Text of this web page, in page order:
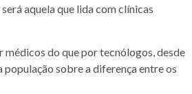
aquela que lida com clínicas
do que por tecnólogos, desde
sobre a diferença entre os